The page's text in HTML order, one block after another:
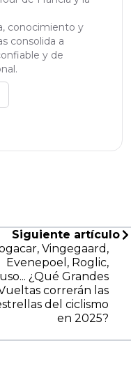
conocimiento y
consolida a
y de
Siguiente artículo
Vingegaard,
Evenepoel, Roglic,
¿Qué Grandes
correrán las
del ciclismo
en 2025?